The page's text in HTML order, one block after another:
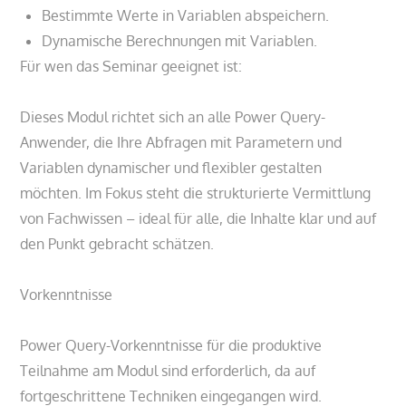
Bestimmte Werte in Variablen abspeichern.
Dynamische Berechnungen mit Variablen.
Für wen das Seminar geeignet ist:
Dieses Modul richtet sich an alle Power Query-
Anwender, die Ihre Abfragen mit Parametern und
Variablen dynamischer und flexibler gestalten
möchten. Im Fokus steht die strukturierte Vermittlung
von Fachwissen – ideal für alle, die Inhalte klar und auf
den Punkt gebracht schätzen.
Vorkenntnisse
Power Query-Vorkenntnisse für die produktive
Teilnahme am Modul sind erforderlich, da auf
fortgeschrittene Techniken eingegangen wird.